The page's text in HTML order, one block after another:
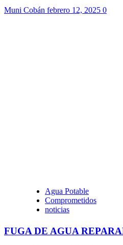
Muni Cobán febrero 12, 2025 0
Agua Potable
Comprometidos
noticias
FUGA DE AGUA